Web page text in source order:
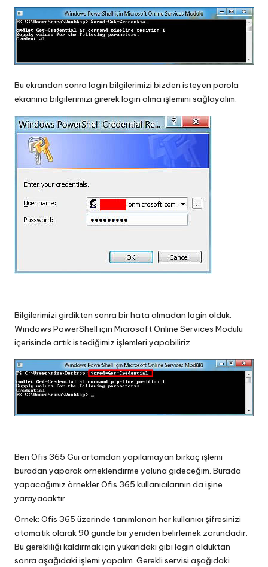
Bu ekrandan sonra login bilgilerimizi bizden isteyen parola
ekranına bilgilerimizi girerek login olma işlemini sağlayalım.
Bilgilerimizi girdikten sonra bir hata almadan login olduk.
Windows PowerShell için Microsoft Online Services Modülü
içerisinde artık istediğimiz işlemleri yapabiliriz.
Ben Ofis 365 Gui ortamdan yapılamayan birkaç işlemi
buradan yaparak örneklendirme yoluna gideceğim. Burada
yapacağımız örnekler Ofis 365 kullanıcılarının da işine
yarayacaktır.
Örnek: Ofis 365 üzerinde tanımlanan her kullanıcı şifresinizi
otomatik olarak 90 günde bir yeniden belirlemek zorundadır.
Bu gerekliliği kaldırmak için yukarıdaki gibi login olduktan
sonra aşağıdaki işlemi yapalım. Gerekli servisi aşağıdaki